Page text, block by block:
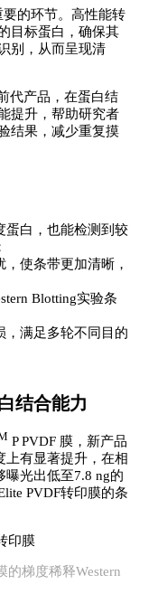
要的环节。高性能转
目标蛋白，确保其
别，从而呈现清
代产品，在蛋白结
提升，帮助研究者
结果，减少重复摸
蛋白，也能检测到较
，使条带更加清晰，
Blotting实验条
，满足多轮不同目的
结合能力
P PVDF 膜，新产品
上有显著提升，在相
曝光出低至7.8 ng的
PVDF转印膜的条
的梯度稀释Western